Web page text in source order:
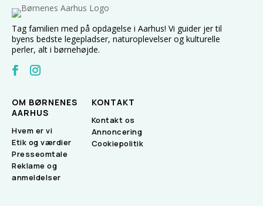
Tag familien med på opdagelse i Aarhus! Vi guider jer til
byens bedste legepladser, naturoplevelser og kulturelle
perler, alt i børnehøjde.
OM BØRNENES
AARHUS
Hvem er vi
Etik og værdier
Presseomtale
Reklame og
anmeldelser
KONTAKT
Kontakt os
Annoncering
Cookiepolitik